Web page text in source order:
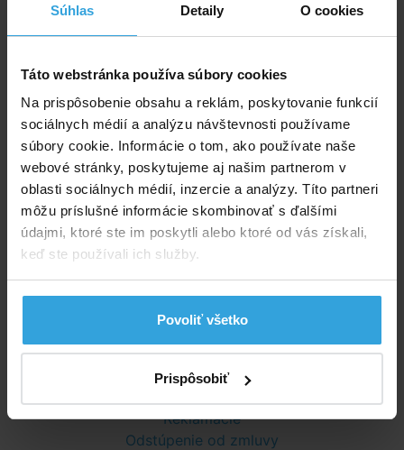
Súhlas Detaily O cookies
Táto webstránka používa súbory cookies
Na prispôsobenie obsahu a reklám, poskytovanie funkcií
sociálnych médií a analýzu návštevnosti používame
súbory cookie. Informácie o tom, ako používate naše
webové stránky, poskytujeme aj našim partnerom v
oblasti sociálnych médií, inzercie a analýzy. Títo partneri
môžu príslušné informácie skombinovať s ďalšími
údajmi, ktoré ste im poskytli alebo ktoré od vás získali,
keď ste používali ich služby.
Povoliť všetko
Prispôsobiť
Vyberte podkategóriu produktov alebo vyberte
filter.
Poradíme vám!
info@bazenyshop.sk
02 2057 0035
Všetko o nákupe
Obchodné podmienky
Reklamácie
Odstúpenie od zmluvy